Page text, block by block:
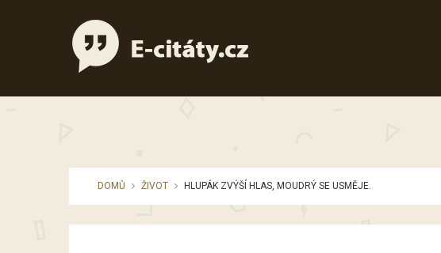
DOMŮ ŽIVOT HLUPÁK ZVÝŠÍ HLAS, MOUDRÝ SE USMĚJE.